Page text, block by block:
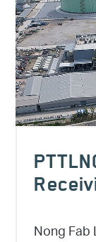
Nong Fab